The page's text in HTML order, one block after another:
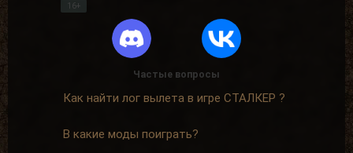
16+
Частые вопросы
Как найти лог вылета в игре СТАЛКЕР ?
В какие моды поиграть?